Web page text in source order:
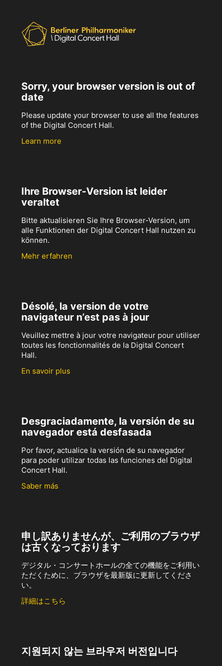
Sorry, your browser version is out of
date
Please update your browser to use all the features
of the Digital Concert Hall.
Learn more
Ihre Browser-Version ist leider
veraltet
Bitte aktualisieren Sie Ihre Browser-Version, um
alle Funktionen der Digital Concert Hall nutzen zu
können.
Mehr erfahren
Désolé, la version de votre
navigateur n’est pas à jour
Veuillez mettre à jour votre navigateur pour utiliser
toutes les fonctionnalités de la Digital Concert
Hall.
En savoir plus
Desgraciadamente, la versión de su
navegador está desfasada
Por favor, actualice la versión de su navegador
para poder utilizar todas las funciones del Digital
Concert Hall.
Saber más
申し訳ありませんが、ご利用のブラウザ
は古くなっております
デジタル・コンサートホールの全ての機能をご利用い
ただくために、ブラウザを最新版に更新してくださ
い。
詳細はこちら
지원되지 않는 브라우저 버전입니다